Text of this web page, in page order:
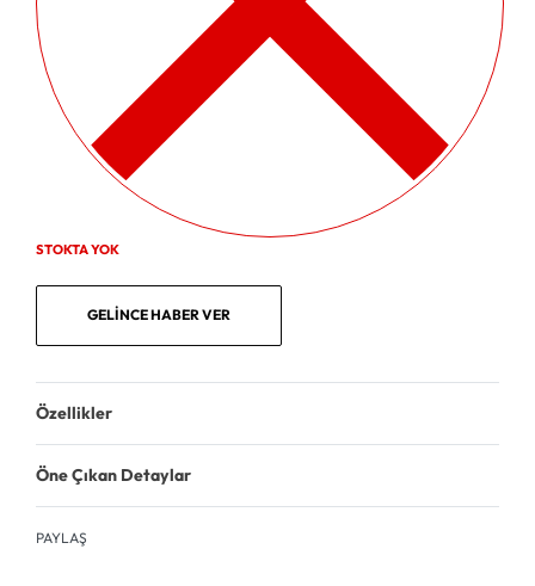
STOKTA YOK
GELINCE HABER VER
Özellikler
Öne Çıkan Detaylar
PAYLAŞ